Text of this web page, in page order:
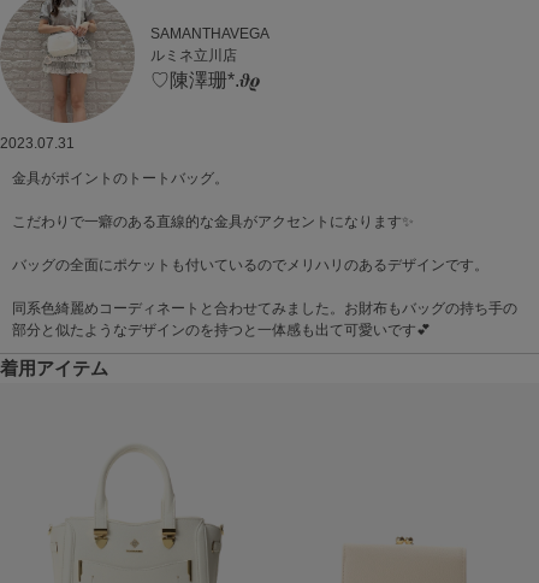
SAMANTHAVEGA
ルミネ立川店
♡陳澤珊*.𝝑𝝔
2023.07.31
金具がポイントのトートバッグ。
こだわりで一癖のある直線的な金具がアクセントになります✨
バッグの全面にポケットも付いているのでメリハリのあるデザインです。
同系色綺麗めコーディネートと合わせてみました。お財布もバッグの持ち手の
部分と似たようなデザインのを持つと一体感も出て可愛いです💕
着用アイテム